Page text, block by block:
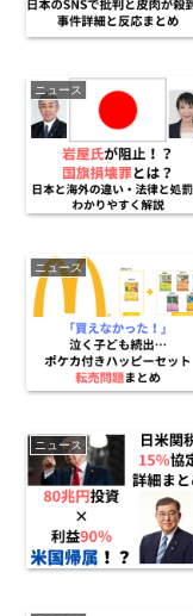
ニュース
ニュース
ニュース